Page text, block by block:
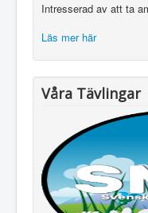
Intresserad av att ta
Läs mer här
Våra Tävlingar